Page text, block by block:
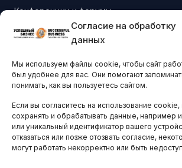
Согласие на обработку
данных
Мы используем файлы cookie, чтобы сайт
был удобнее для вас. Они помогают
понимать, как вы пользуетесь сайтом.
Если вы согласитесь на использование
сохранять и обрабатывать данные, например
или уникальный идентификатор вашего
отказаться или позже отозвать согласие,
могут работать некорректно или быть
Конференции и форумы
Бизнес-клубы и ассоциации
Остальные новости
АНАЛИТИКА И
ARTICLES IN ENGLISH
НАВИГАЦИЯ